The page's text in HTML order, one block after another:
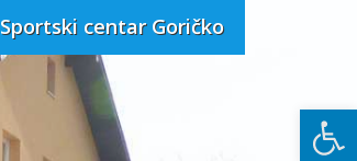
Sportski centar Goričko